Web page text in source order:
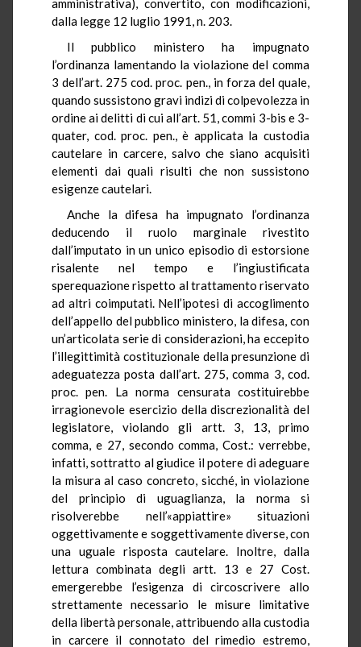
amministrativa), convertito, con modificazioni,
dalla legge 12 luglio 1991, n. 203.
Il pubblico ministero ha impugnato
l’ordinanza lamentando la violazione del comma
3 dell’art. 275 cod. proc. pen.,in forza del quale,
quando sussistono gravi indizi di colpevolezza in
ordine ai delitti di cui all’art. 51, commi 3-bis e 3-
quater, cod. proc. pen.,è applicata la custodia
cautelare in carcere, salvo che siano acquisiti
elementi dai quali risulti che non sussistono
esigenze cautelari.
Anche la difesa ha impugnato l’ordinanza
deducendo il ruolo marginale rivestito
dall’imputato in un unico episodio di estorsione
risalente nel tempo e l’ingiustificata
sperequazione rispetto al trattamento riservato
ad altri coimputati. Nell’ipotesi di accoglimento
dell’appello del pubblico ministero, la difesa, con
un’articolata serie di considerazioni, ha eccepito
l’illegittimità costituzionale della presunzione di
adeguatezza posta dall’art. 275, comma 3, cod.
proc.pen. La norma censurata costituirebbe
irragionevole esercizio della discrezionalità del
legislatore, violando gli artt. 3, 13, primo
comma, e 27, secondo comma,Cost.: verrebbe,
infatti, sottratto al giudice il potere di adeguare
la misura al caso concreto, sicché, in violazione
del principio di uguaglianza, la norma si
risolverebbe nell’«appiattire» situazioni
oggettivamente e soggettivamente diverse, con
una uguale risposta cautelare. Inoltre, dalla
lettura combinata degli artt. 13 e 27 Cost.
emergerebbe l’esigenza di circoscrivere allo
strettamente necessario le misure limitative
della libertà personale, attribuendo alla custodia
in carcere il connotato del rimedio estremo,